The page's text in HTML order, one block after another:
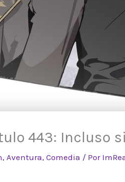
443:
, Aventura, Comedia / Por